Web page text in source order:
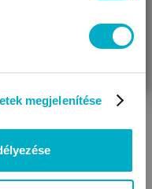
megjelenítése
AJÁNDÉKOT